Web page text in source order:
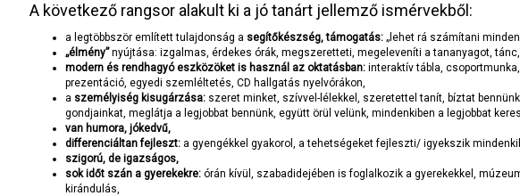
A következő rangsor alakult ki a jó tanárt jellemző ismérvekből:
a legtöbbször említett tulajdonság a segítőkészség, támogatás: „lehet rá számítani minden
„élmény”nyújtása: izgalmas, érdekes órák, megszeretteti, megeleveníti a tananyagot,
modern és rendhagyó eszközöket is használ az oktatásban: interaktív tábla,
prezentáció, egyedi szemléltetés, CD hallgatás nyelvórákon,
a személyiség kisugárzása: szeret minket, szívvel-lélekkel, szeretettel tanít, bíztat
gondjainkat, meglátja a legjobbat bennünk, együtt örül velünk, mindenkiben a legjobbat
van humora, jókedvű,
differenciáltan fejleszt: a gyengékkel gyakorol, a tehetségeket fejleszti/ igyekszik
szigorú, de igazságos,
sok időt szán a gyerekekre: órán kívül, szabadidejében is foglalkozik a gyerekekkel,
kirándulás,